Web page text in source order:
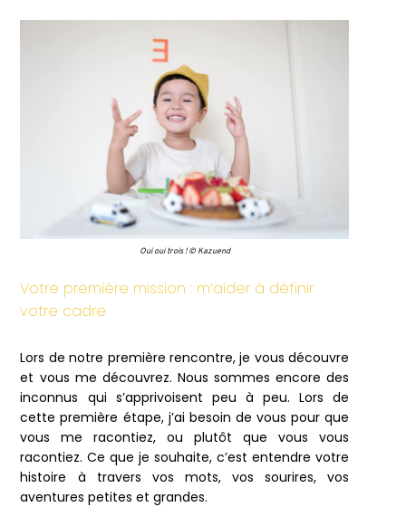
Oui oui trois ! © Kazuend
Votre première mission : m’aider à définir
votre cadre
Lors de notre première rencontre, je vous découvre
et vous me découvrez. Nous sommes encore des
inconnus qui s’apprivoisent peu à peu. Lors de
cette première étape, j’ai besoin de vous pour que
vous me racontiez, ou plutôt que vous vous
racontiez. Ce que je souhaite, c’est entendre votre
histoire à travers vos mots, vos sourires, vos
aventures petites et grandes.